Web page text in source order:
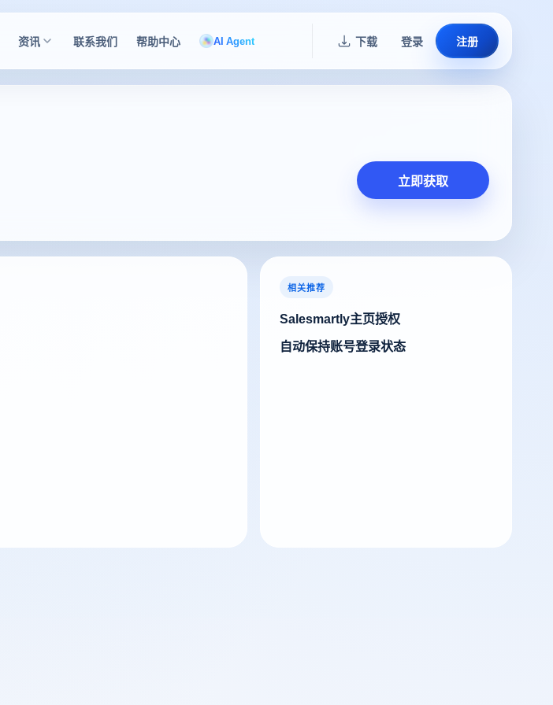
资讯 联系我们 帮助中心 AI Agent 下载 登录 注册
立即获取
相关推荐
Salesmartly主页授权
自动保持账号登录状态